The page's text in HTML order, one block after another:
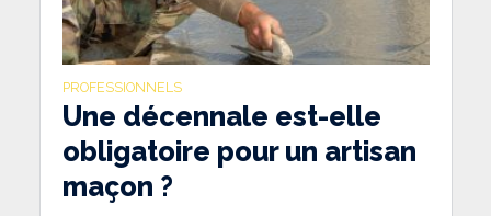
PROFESSIONNELS
Une décennale est-elle
obligatoire pour un artisan
maçon ?